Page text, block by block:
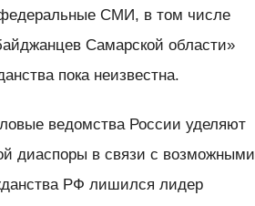
СМИ, в том числе
Самарской области»
пока неизвестна.
ведомства России уделяют
диаспоры в связи с возможными
РФ лишился лидер